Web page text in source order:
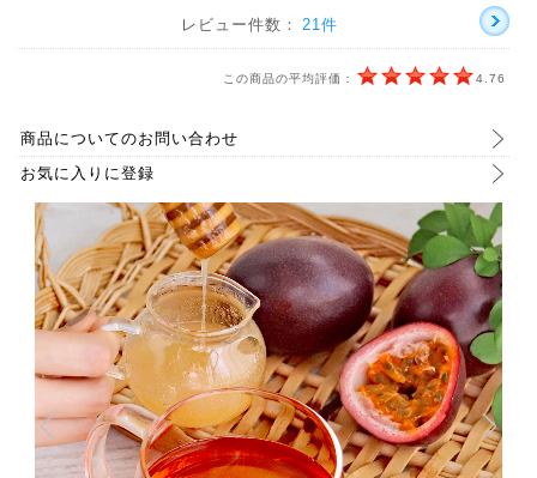
レビュー件数： 21件
この商品の平均評価： 4.76
商品についてのお問い合わせ
お気に入りに登録